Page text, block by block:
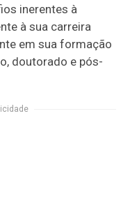
inerentes à
à sua carreira
em sua formação
doutorado e pós-